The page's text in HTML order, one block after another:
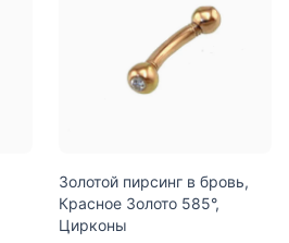
Золотой пирсинг в бровь,
Красное Золото 585°,
Цирконы